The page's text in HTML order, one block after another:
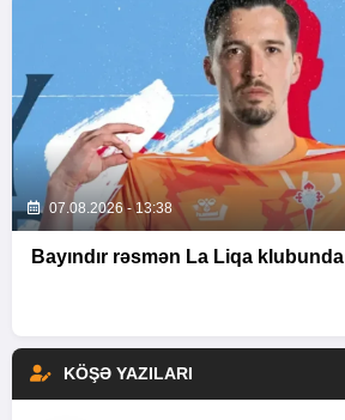
07.08.2026 - 13:38
Bayındır rəsmən La Liqa klubunda
KÖŞƏ YAZILARI